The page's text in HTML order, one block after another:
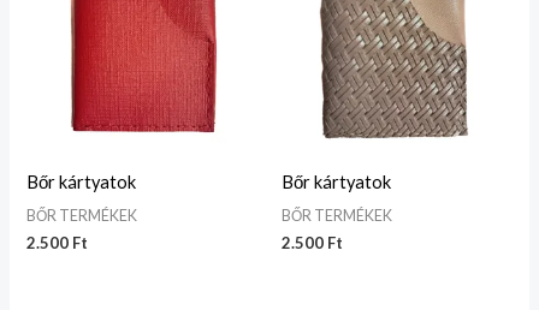
Bőr kártyatok
BŐR TERMÉKEK
2.500 Ft
Bőr kártyatok
BŐR TERMÉKEK
2.500 Ft